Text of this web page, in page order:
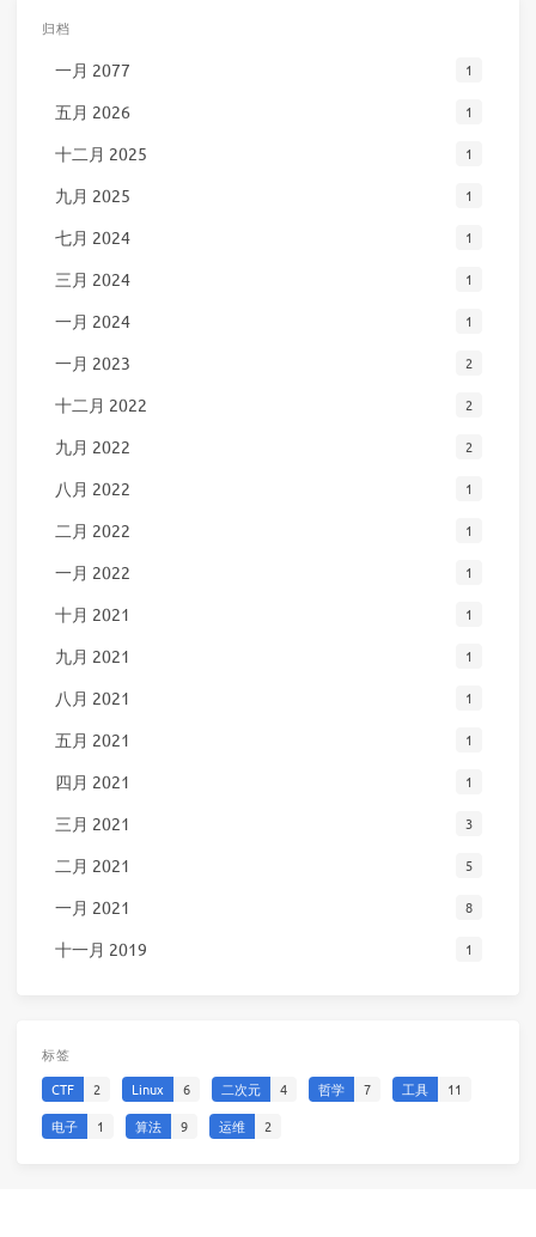
归档
一月 2077 1
五月 2026 1
十二月 2025 1
九月 2025 1
七月 2024 1
三月 2024 1
一月 2024 1
一月 2023 2
十二月 2022 2
九月 2022 2
八月 2022 1
二月 2022 1
一月 2022 1
十月 2021 1
九月 2021 1
八月 2021 1
五月 2021 1
四月 2021 1
三月 2021 3
二月 2021 5
一月 2021 8
十一月 2019 1
标签
CTF
2 Linux 6 二次元 4 哲学 7 工具
11
电子
1 算法 9 运维 2